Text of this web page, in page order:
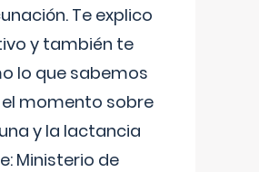
Te explico
y también te
lo que sabemos
momento sobre
y la lactancia
Ministerio de